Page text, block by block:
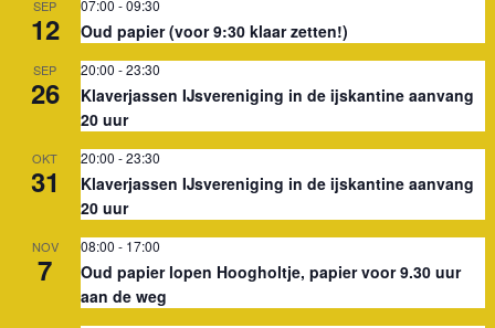
SEP
12
07:00 -09:30
Oud papier (voor 9:30 klaar zetten!)
SEP
26
20:00 -23:30
Klaverjassen IJsvereniging in de ijskantine aanvang
20 uur
OKT
31
20:00 -23:30
Klaverjassen IJsvereniging in de ijskantine aanvang
20 uur
NOV
7
08:00 - 17:00
Oud papier lopen Hoogholtje, papier voor 9.30 uur
aan de weg